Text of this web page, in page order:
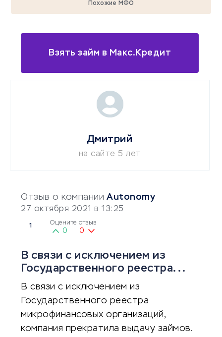
Похожие МФО
Взять займ в Макс.Кредит
Отзыв о компании Autonomy
27 октября 2021 в 13:25
1 Оцените отзыв
0 0
В связи с исключением из
Государственного реестра...
В связи с исключением из
Государственного реестра
микрофинансовых организаций,
компания прекратила выдачу займов.
Дмитрий
на сайте 5 лет